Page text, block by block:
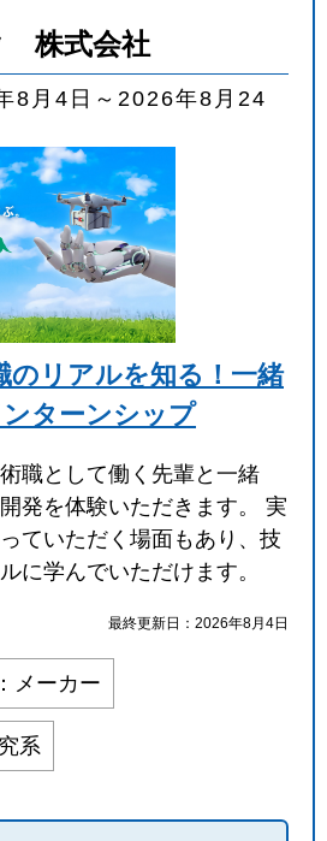
株式会社
8月4日～2026年8月24
のリアルを知る！一緒
ターンシップ
職として働く先輩と一緒
発を体験いただきます。 実
ていただく場面もあり、技
に学んでいただけます。
最終更新日：2026年8月4日
メーカー
系